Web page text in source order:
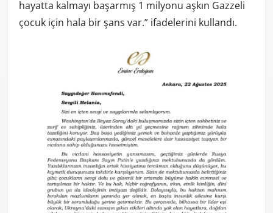
hayatta kalmayı başarmış 1 milyonu aşkın Gazzeli
çocuk için hala bir şans var.” ifadelerini kullandı.